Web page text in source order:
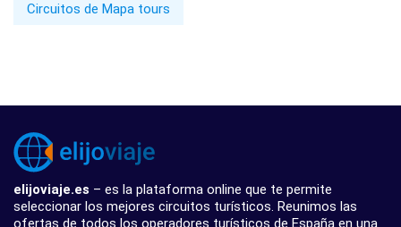
Circuitos de Mapa tours
elijoviaje.es – es la plataforma online que te permite
seleccionar los mejores circuitos turísticos. Reunimos las
ofertas de todos los operadores turísticos de España en una